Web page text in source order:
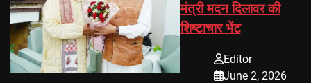
मंत्री मदन दिलावर की
शिष्टाचार भेंट
Editor
June 2, 2026